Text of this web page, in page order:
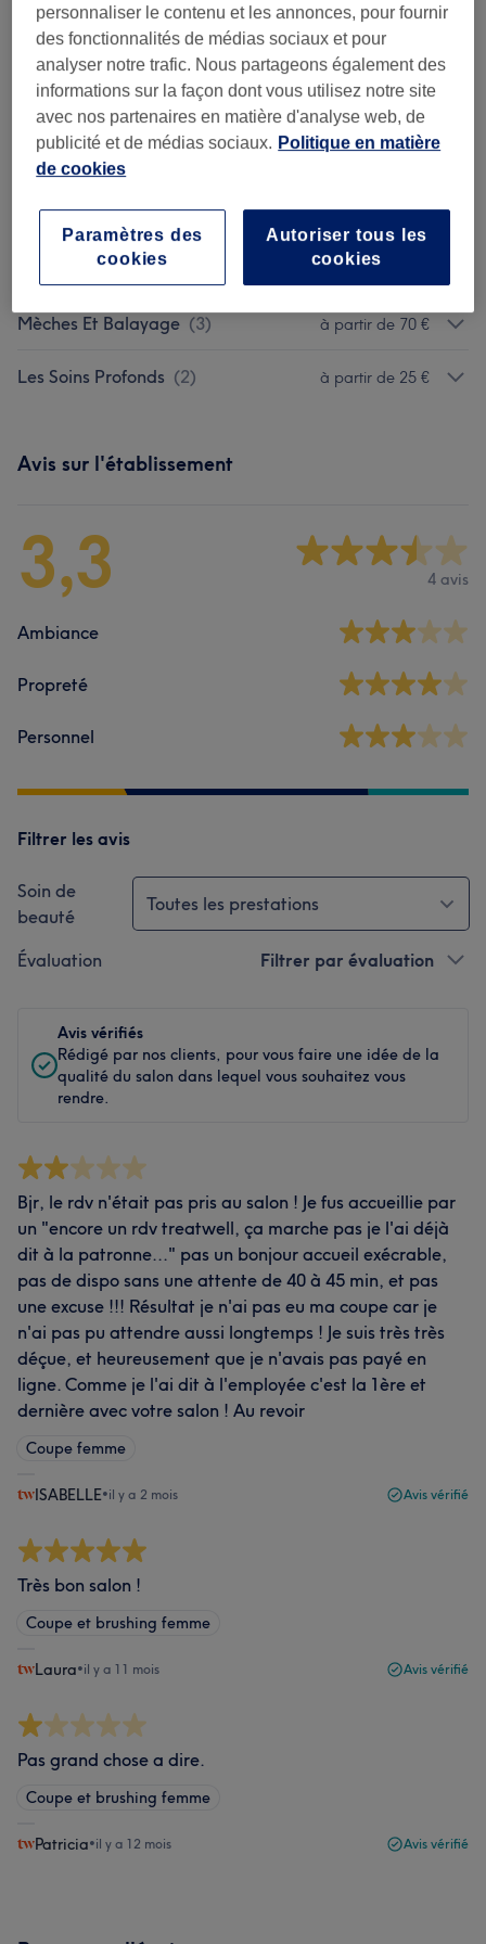
Femme - Coupe De Cheveux Et
Coiffure (4)
à partir de 10 €
Soin Des Cheveux Et Du Cuir
Chevelu (3)
à partir de 5 €
Coloration Et Décoloration 6)
2) à partir de 90 €
Mèches Et Balayage (3) à partir de 70 €
Les Soins Profonds (2) à partir de 25 €
Avis sur l'établissement
3,3 4 avis
Ambiance
Propreté
Personnel
Filtrer les avis
Soin de
beauté
Toutes les prestations
Évaluation Filtrer par évaluation
Avis vérifiés
Rédigé par nos clients, pour vous faire une idée de la
qualité du salon dans lequel vous souhaitez vous
rendre.
Bjr, le rdv n'était pas pris au salon ! Je fus accueillie par
un "encore un rdv treatwell, ça marche pas je l'ai déjà
dit à la patronne..." pas un bonjour accueil exécrable,
pas de dispo sans une attente de 40 à 45 min, et pas
une excuse !!! Résultat je n'ai pas eu ma coupe car je
n'ai pas pu attendre aussi longtemps ! Je suis très très
déçue, et heureusement que je n'avais pas payé en
ligne. Comme je l'ai dit à l'employée c'est la 1ère et
dernière avec votre salon ! Au revoir
Coupe femme
ISABELLE•il y a 2 mois Avis vérifié
Très bon salon !
Coupe et brushing femme
Laura•il y a 11 mois Avis vérifié
Pas grand chose a dire.
Coupe et brushing femme
Patricia•il y a 12 mois Avis vérifié
personnaliser le contenu et les annonces, pour fournir
des fonctionnalités de médias sociaux et pour
analyser notre trafic. Nous partageons également des
informations sur la façon dont vous utilisez notre site
avec nos partenaires en matière d'analyse web, de
publicité et de médias sociaux. Politique en matière
de cookies
Autoriser tous les
cookies
Paramètres des
cookies